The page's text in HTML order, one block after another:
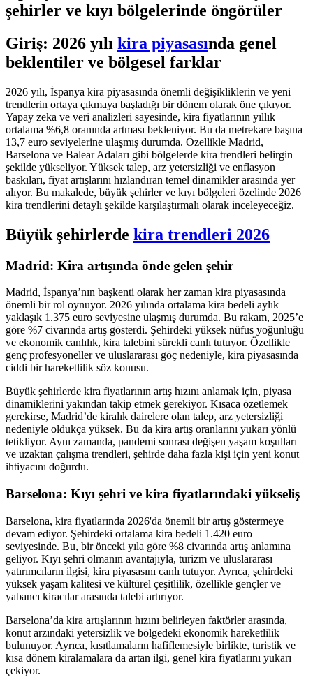
şehirler ve kıyı bölgelerinde öngörüler
Giriş: 2026 yılı kira piyasasında genel
beklentiler ve bölgesel farklar
2026 yılı, İspanya kira piyasasında önemli değişikliklerin ve yeni
trendlerin ortaya çıkmaya başladığı bir dönem olarak öne çıkıyor.
Yapay zeka ve veri analizleri sayesinde, kira fiyatlarının yıllık
ortalama %6,8 oranında artması bekleniyor. Bu da metrekare başına
13,7 euro seviyelerine ulaşmış durumda. Özellikle Madrid,
Barselona ve Balear Adaları gibi bölgelerde kira trendleri belirgin
şekilde yükseliyor. Yüksek talep, arz yetersizliği ve enflasyon
baskıları, fiyat artışlarını hızlandıran temel dinamikler arasında yer
alıyor. Bu makalede, büyük şehirler ve kıyı bölgeleri özelinde 2026
kira trendlerini detaylı şekilde karşılaştırmalı olarak inceleyeceğiz.
Büyük şehirlerde kira trendleri 2026
Madrid: Kira artışında önde gelen şehir
Madrid, İspanya’nın başkenti olarak her zaman kira piyasasında
önemli bir rol oynuyor. 2026 yılında ortalama kira bedeli aylık
yaklaşık 1.375 euro seviyesine ulaşmış durumda. Bu rakam, 2025’e
göre %7 civarında artış gösterdi. Şehirdeki yüksek nüfus yoğunluğu
ve ekonomik canlılık, kira talebini sürekli canlı tutuyor. Özellikle
genç profesyoneller ve uluslararası göç nedeniyle, kira piyasasında
ciddi bir hareketlilik söz konusu.
Büyük şehirlerde kira fiyatlarının artış hızını anlamak için, piyasa
dinamiklerini yakından takip etmek gerekiyor. Kısaca özetlemek
gerekirse, Madrid’de kiralık dairelere olan talep, arz yetersizliği
nedeniyle oldukça yüksek. Bu da kira artış oranlarını yukarı yönlü
tetikliyor. Aynı zamanda, pandemi sonrası değişen yaşam koşulları
ve uzaktan çalışma trendleri, şehirde daha fazla kişi için yeni konut
ihtiyacını doğurdu.
Barselona: Kıyı şehri ve kira fiyatlarındaki yükseliş
Barselona, kira fiyatlarında 2026'da önemli bir artış göstermeye
devam ediyor. Şehirdeki ortalama kira bedeli 1.420 euro
seviyesinde. Bu, bir önceki yıla göre %8 civarında artış anlamına
geliyor. Kıyı şehri olmanın avantajıyla, turizm ve uluslararası
yatırımcıların ilgisi, kira piyasasını canlı tutuyor. Ayrıca, şehirdeki
yüksek yaşam kalitesi ve kültürel çeşitlilik, özellikle gençler ve
yabancı kiracılar arasında talebi artırıyor.
Barselona’da kira artışlarının hızını belirleyen faktörler arasında,
konut arzındaki yetersizlik ve bölgedeki ekonomik hareketlilik
bulunuyor. Ayrıca, kısıtlamaların hafiflemesiyle birlikte, turistik ve
kısa dönem kiralamalara da artan ilgi, genel kira fiyatlarını yukarı
çekiyor.